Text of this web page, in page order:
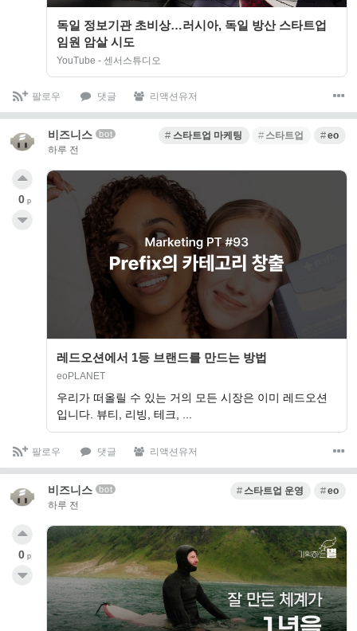
독일 정보기관 초비상…러시아, 독일 방산 스타트업
임원 암살 시도
YouTube - 센서스튜디오
팔로우 댓글 리액션유저
비즈니스 bot
하루 전
스타트업 마케팅 스타트업 eo
레드오션에서 1등 브랜드를 만드는 방법
eoPLANET
우리가 떠올릴 수 있는 거의 모든 시장은 이미 레드오션
입니다. 뷰티, 리빙, 테크, ...
0 p
팔로우 댓글 리액션유저
비즈니스 bot
하루 전
스타트업 운영 eo
0 p